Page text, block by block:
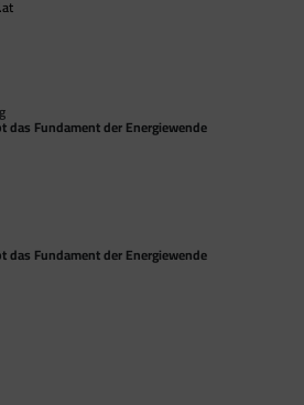
das Fundament der Energiewende
das Fundament der Energiewende